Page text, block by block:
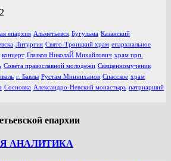
епархия Альметьевск Бугульма Казанский
Литургия Свято-Троицкий храм епархиальное
концерт Глазков НиколаЙ Михайлович храм прп.
Совета православной молодежи Священномученик
г. Бавлы Рустам Минниханов Спасское храм
Сосновка Александро-Невский монастырь патриарший
епархии
АНАЛИТИКА